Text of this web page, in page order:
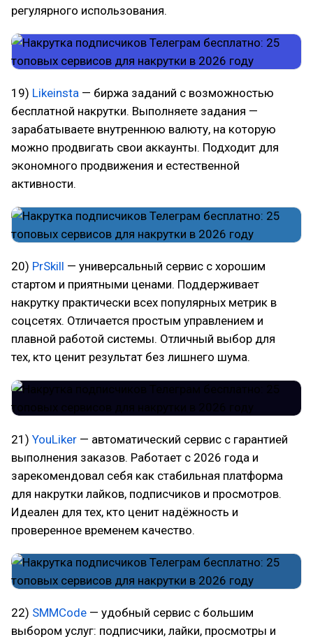
регулярного использования.
19) Likeinsta — биржа заданий с возможностью
бесплатной накрутки. Выполняете задания —
зарабатываете внутреннюю валюту, на которую
можно продвигать свои аккаунты. Подходит для
экономного продвижения и естественной
активности.
20) PrSkill — универсальный сервис с хорошим
стартом и приятными ценами. Поддерживает
накрутку практически всех популярных метрик в
соцсетях. Отличается простым управлением и
плавной работой системы. Отличный выбор для
тех, кто ценит результат без лишнего шума.
21) YouLiker — автоматический сервис с гарантией
выполнения заказов. Работает с 2026 года и
зарекомендовал себя как стабильная платформа
для накрутки лайков, подписчиков и просмотров.
Идеален для тех, кто ценит надёжность и
проверенное временем качество.
22) SMMCode — удобный сервис с большим
выбором услуг: подписчики, лайки, просмотры и